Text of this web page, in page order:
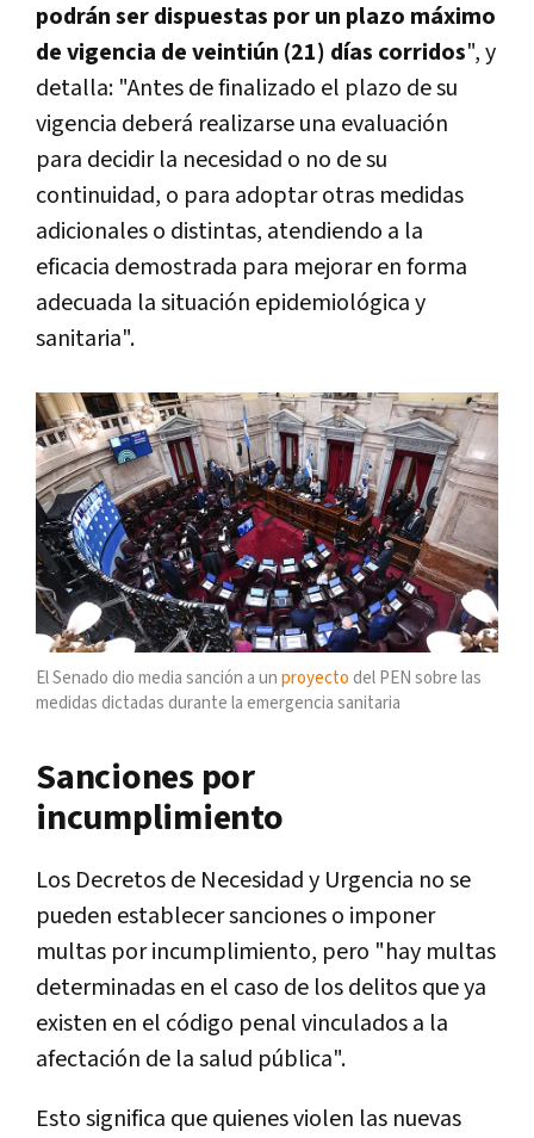
podrán ser dispuestas por un plazo máximo
de vigencia de veintiún (21) días corridos", y
detalla: "Antes de finalizado el plazo de su
vigencia deberá realizarse una evaluación
para decidir la necesidad o no de su
continuidad, o para adoptar otras medidas
adicionales o distintas, atendiendo a la
eficacia demostrada para mejorar en forma
adecuada la situación epidemiológica y
sanitaria".
El Senado dio media sanción a un proyecto del PEN sobre las
medidas dictadas durante la emergencia sanitaria
Sanciones por
incumplimiento
Los Decretos de Necesidad y Urgencia no se
pueden establecer sanciones o imponer
multas por incumplimiento, pero "hay multas
determinadas en el caso de los delitos que ya
existen en el código penal vinculados a la
afectación de la salud pública".
Esto significa que quienes violen las nuevas